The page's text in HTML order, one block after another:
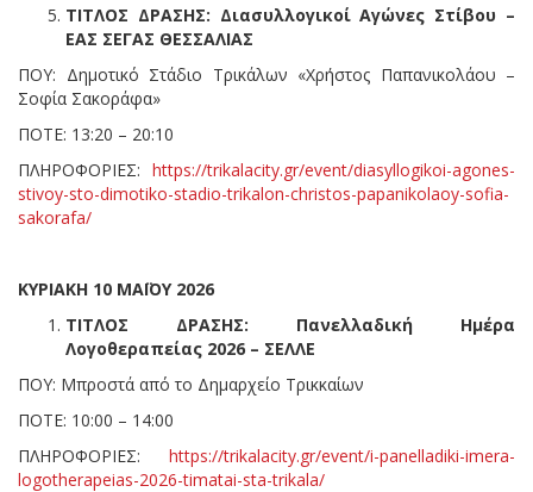
ΤΙΤΛΟΣ ΔΡΑΣΗΣ: Διασυλλογικοί Αγώνες Στίβου –
ΕΑΣ ΣΕΓΑΣ ΘΕΣΣΑΛΙΑΣ
ΠΟΥ: Δημοτικό Στάδιο Τρικάλων «Χρήστος Παπανικολάου –
Σοφία Σακοράφα»
ΠΟΤΕ: 13:20 – 20:10
ΠΛΗΡΟΦΟΡΙΕΣ: https://trikalacity.gr/event/diasyllogikoi-agones-
stivoy-sto-dimotiko-stadio-trikalon-christos-papanikolaoy-sofia-
sakorafa/
ΚΥΡΙΑΚΗ 10 ΜΑΪΟΥ 2026
ΤΙΤΛΟΣ ΔΡΑΣΗΣ: Πανελλαδική Ημέρα
Λογοθεραπείας 2026 – ΣΕΛΛΕ
ΠΟΥ: Μπροστά από το Δημαρχείο Τρικκαίων
ΠΟΤΕ: 10:00 – 14:00
ΠΛΗΡΟΦΟΡΙΕΣ: https://trikalacity.gr/event/i-panelladiki-imera-
logotherapeias-2026-timatai-sta-trikala/